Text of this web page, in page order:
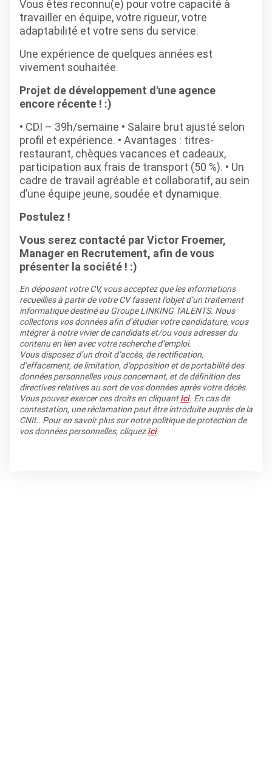
Vous êtes reconnu(e) pour votre capacité à
travailler en équipe, votre rigueur, votre
adaptabilité et votre sens du service.
Une expérience de quelques années est
vivement souhaitée.
Projet de développement d'une agence
encore récente ! :)
• CDI – 39h/semaine • Salaire brut ajusté selon
profil et expérience. • Avantages : titres-
restaurant, chèques vacances et cadeaux,
participation aux frais de transport (50 %). • Un
cadre de travail agréable et collaboratif, au sein
d’une équipe jeune, soudée et dynamique.
Postulez !
Vous serez contacté par Victor Froemer,
Manager en Recrutement, afin de vous
présenter la société ! :)
En déposant votre CV, vous acceptez que les informations
recueillies à partir de votre CV fassent l’objet d’un traitement
informatique destiné au Groupe LINKING TALENTS. Nous
collectons vos données afin d’étudier votre candidature, vous
intégrer à notre vivier de candidats et/ou vous adresser du
contenu en lien avec votre recherche d’emploi.
Vous disposez d’un droit d’accès, de rectification,
d’effacement, de limitation, d’opposition et de portabilité des
données personnelles vous concernant, et de définition des
directives relatives au sort de vos données après votre décès.
Vous pouvez exercer ces droits en cliquantici. En cas de
contestation, une réclamation peut être introduite auprès de la
CNIL. Pour en savoir plus sur notre politique de protection de
vos données personnelles, cliquezici.